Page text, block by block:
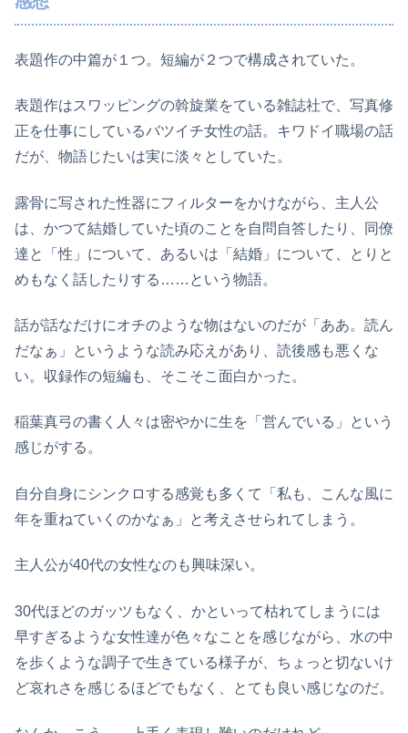
表題作の中篇が１つ。短編が２つで構成されていた。
表題作はスワッピングの斡旋業をている雑誌社で、写真修
正を仕事にしているバツイチ女性の話。キワドイ職場の話
だが、物語じたいは実に淡々としていた。
露骨に写された性器にフィルターをかけながら、主人公
は、かつて結婚していた頃のことを自問自答したり、同僚
達と「性」について、あるいは「結婚」について、とりと
めもなく話したりする……という物語。
話が話なだけにオチのような物はないのだが「ああ。読ん
だなぁ」というような読み応えがあり、読後感も悪くな
い。収録作の短編も、そこそこ面白かった。
稲葉真弓の書く人々は密やかに生を「営んでいる」という
感じがする。
自分自身にシンクロする感覚も多くて「私も、こんな風に
年を重ねていくのかなぁ」と考えさせられてしまう。
主人公が40代の女性なのも興味深い。
30代ほどのガッツもなく、かといって枯れてしまうには
早すぎるような女性達が色々なことを感じながら、水の中
を歩くような調子で生きている様子が、ちょっと切ないけ
ど哀れさを感じるほどでもなく、とても良い感じなのだ。